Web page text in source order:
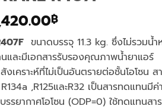
฿.
฿Current
price
is:
4,420.00฿.
ขนาดบรรจุ 11.3 kg. ซึ่งไม่รวมน้
นและมีเอกสารรับรองคุณภาพน้ำยาแอ
งเคราะห์ที่ไม่เป็นอันตรายต่อชั้นโอโซน ส
,R125และR32 เป็นสารทดแทนมีค่
รยากาศโอโซน (ODP=0) ใช้ทดแทนสา